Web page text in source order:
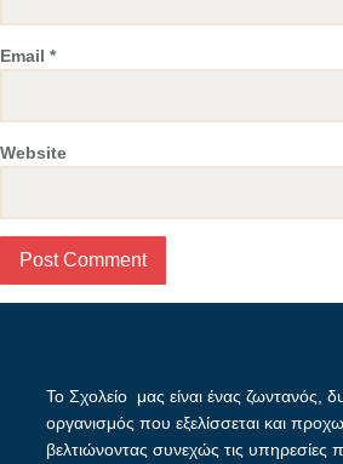
Email *
Website
Το Σχολείο μας είναι ένας ζωντανός,
οργανισμός που εξελίσσεται και
βελτιώνοντας συνεχώς τις υπηρεσίες